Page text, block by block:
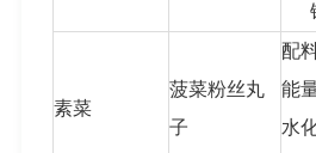
素菜
菠菜粉丝丸
子
配
能
水